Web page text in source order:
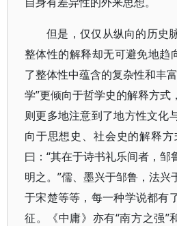
但是，仅仅从纵向的历史
整体性的解释却无可避免地趋
了整体性中蕴含的复杂性和丰
学”更倾向于哲学史的解释方式
则更多地注意到了地方性文化
向于思想史、社会史的解释方
曰：“其在于诗书礼乐间者，
明之。”儒、墨兴于邹鲁，法
于宋楚等等，每一种学说都有
征。《中庸》亦有“南方之强”